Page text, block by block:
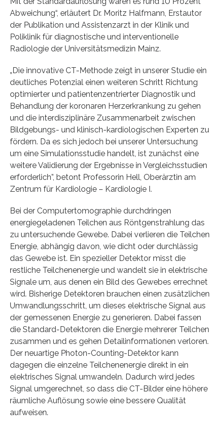
Abweichung“, erläutert Dr. Moritz Halfmann, Erstautor
der Publikation und Assistenzarzt in der Klinik und
Poliklinik für diagnostische und interventionelle
Radiologie der Universitätsmedizin Mainz.
„Die innovative CT-Methode zeigt in unserer Studie ein
deutliches Potenzial einen weiteren Schritt Richtung
optimierter und patientenzentrierter Diagnostik und
Behandlung der koronaren Herzerkrankung zu gehen
und die interdisziplinäre Zusammenarbeit zwischen
Bildgebungs- und klinisch-kardiologischen Experten zu
fördern. Da es sich jedoch bei unserer Untersuchung
um eine Simulationsstudie handelt, ist zunächst eine
weitere Validierung der Ergebnisse in Vergleichsstudien
erforderlich”, betont Professorin Hell, Oberärztin am
Zentrum für Kardiologie – Kardiologie I.
Bei der Computertomographie durchdringen
energiegeladenen Teilchen aus Röntgenstrahlung das
zu untersuchende Gewebe. Dabei verlieren die Teilchen
Energie, abhängig davon, wie dicht oder durchlässig
das Gewebe ist. Ein spezieller Detektor misst die
restliche Teilchenenergie und wandelt sie in elektrische
Signale um, aus denen ein Bild des Gewebes errechnet
wird. Bisherige Detektoren brauchen einen zusätzlichen
Umwandlungsschritt, um dieses elektrische Signal aus
der gemessenen Energie zu generieren. Dabei fassen
die Standard-Detektoren die Energie mehrerer Teilchen
zusammen und es gehen Detailinformationen verloren.
Der neuartige Photon-Counting-Detektor kann
dagegen die einzelne Teilchenenergie direkt in ein
elektrisches Signal umwandeln. Dadurch wird jedes
Signal umgerechnet, so dass die CT-Bilder eine höhere
räumliche Auflösung sowie eine bessere Qualität
aufweisen.